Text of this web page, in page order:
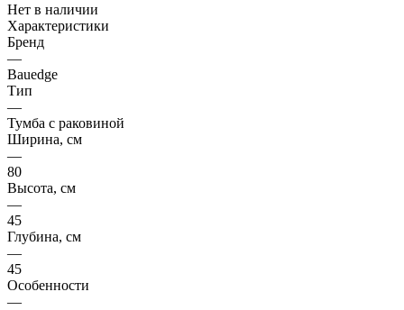
Нет в наличии
Характеристики
Бренд
—
Bauedge
Тип
—
Тумба с раковиной
Ширина, см
—
80
Высота, см
—
45
Глубина, см
—
45
Особенности
—